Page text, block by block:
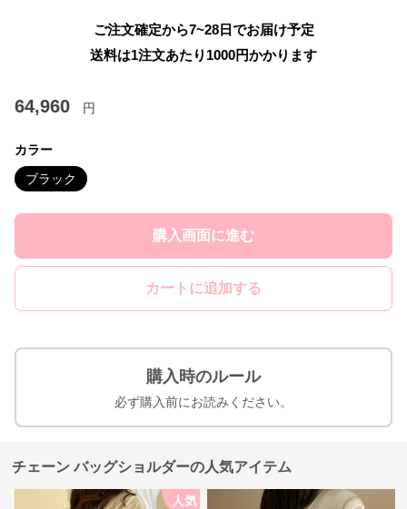
ご注文確定から7~28日でお届け予定
送料は1注文あたり 1000円かかります
64,960 円
カラー
ブラック
購入画面に進む
カートに追加する
購入時のルール
必ず購入前にお読みください。
チェーン バッグショルダーの人気アイテム
人気